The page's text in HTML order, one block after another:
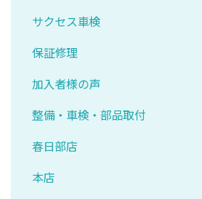
サクセス車検
保証修理
加入者様の声
整備・車検・部品取付
春日部店
本店